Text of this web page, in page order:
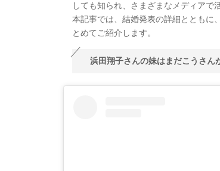
しても知られ、さまざまなメディアで
本記事では、結婚発表の詳細とともに
とめてご紹介します。
浜田翔子さんの妹はまだこうさん